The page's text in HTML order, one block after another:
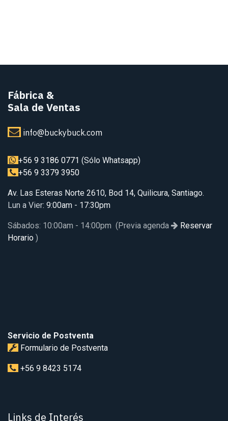
Fábrica &
Sala de Ventas
info@buckybuck.com
+56 9 3186 0771 (Sólo Whatsapp)
+56 9 3379 3950
Av. Las Esteras Norte 2610, Bod 14, Quilicura, Santiago.
Lun a Vier: 9:00am - 17:30pm
Sábados: 10:00am - 14:00pm (Previa agenda
Reservar
Horario )
Servicio de Postventa
Formulario de Postventa
+56 9 8423 5174
Links de Interés